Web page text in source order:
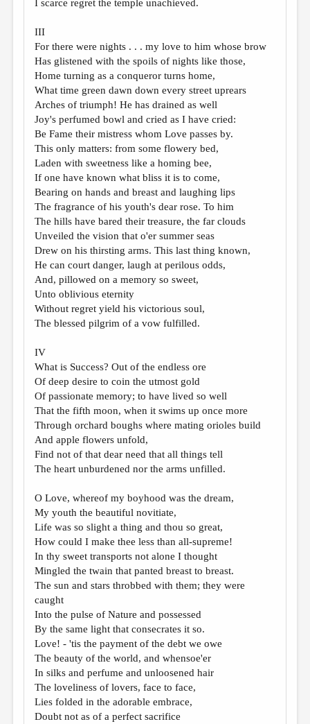
I scarce regret the temple unachieved.
III
For there were nights . . . my love to him whose brow
Has glistened with the spoils of nights like those,
Home turning as a conqueror turns home,
What time green dawn down every street uprears
Arches of triumph! He has drained as well
Joy's perfumed bowl and cried as I have cried:
Be Fame their mistress whom Love passes by.
This only matters: from some flowery bed,
Laden with sweetness like a homing bee,
If one have known what bliss it is to come,
Bearing on hands and breast and laughing lips
The fragrance of his youth's dear rose. To him
The hills have bared their treasure, the far clouds
Unveiled the vision that o'er summer seas
Drew on his thirsting arms. This last thing known,
He can court danger, laugh at perilous odds,
And, pillowed on a memory so sweet,
Unto oblivious eternity
Without regret yield his victorious soul,
The blessed pilgrim of a vow fulfilled.
IV
What is Success? Out of the endless ore
Of deep desire to coin the utmost gold
Of passionate memory; to have lived so well
That the fifth moon, when it swims up once more
Through orchard boughs where mating orioles build
And apple flowers unfold,
Find not of that dear need that all things tell
The heart unburdened nor the arms unfilled.
O Love, whereof my boyhood was the dream,
My youth the beautiful novitiate,
Life was so slight a thing and thou so great,
How could I make thee less than all-supreme!
In thy sweet transports not alone I thought
Mingled the twain that panted breast to breast.
The sun and stars throbbed with them; they were
caught
Into the pulse of Nature and possessed
By the same light that consecrates it so.
Love! - 'tis the payment of the debt we owe
The beauty of the world, and whensoe'er
In silks and perfume and unloosened hair
The loveliness of lovers, face to face,
Lies folded in the adorable embrace,
Doubt not as of a perfect sacrifice